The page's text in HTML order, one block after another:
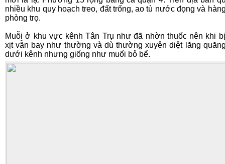
nhiều khu quy hoạch treo, đất trống, ao tù nước đọng và
phòng trọ.
Muỗi ở khu vực kênh Tân Trụ như đã nhờn thuốc nên khi
xịt vẫn bay như thường và dù thường xuyên diệt lăng
dưới kênh nhưng giống như muối bỏ bể.